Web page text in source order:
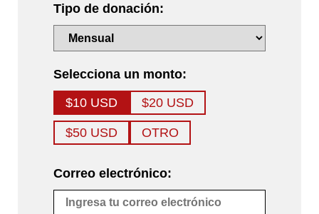
Tipo de donación:
Selecciona un monto:
$10 USD
$20 USD
$50 USD OTRO
Correo electrónico: